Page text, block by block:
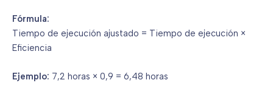
Fórmula:
Tiempo de ejecución ajustado = Tiempo de ejecución ×
Eficiencia
Ejemplo: 7,2 horas × 0,9 = 6,48 horas